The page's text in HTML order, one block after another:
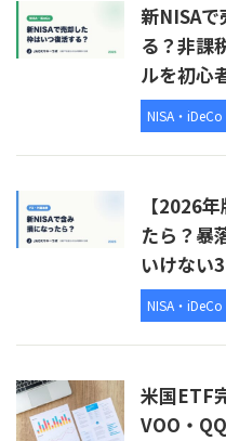
新NISA
る？非課
ルを初心
NISA・iDeCo
【2026
たら？暴
いけない
NISA・iDeCo
米国ETF
VOO・